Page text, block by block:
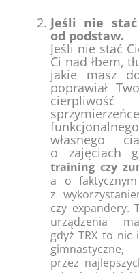
Jeśli nie
od podstaw.
Jeśli nie stać
Ci nad łbem,
jakie masz
poprawiał
własnego
o zajęciach
training czy
a o
z
czy expandery.
urządzenia
gdyż TRX to nic
przez